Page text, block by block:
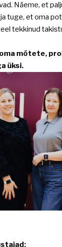
Näeme, et
tuge, et oma
tekkinud
mõtete,
üksi.